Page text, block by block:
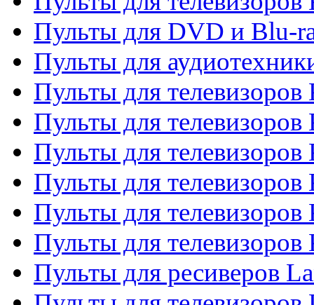
Пульты для DVD и Blu-
Пульты для
Пульты для
Пульты для телевизоров
Пульты для телевизоров
Пульты для телевизоров
Пульты для
Пульты для
Пульты для ресиверов